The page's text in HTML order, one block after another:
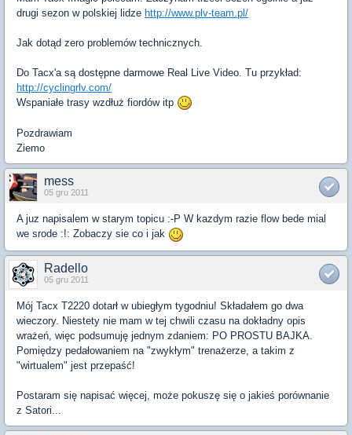
drugi sezon w polskiej lidze http://www.plv-team.pl/
Jak dotąd zero problemów technicznych.
Do Tacx'a są dostępne darmowe Real Live Video. Tu przykład:
http://cyclingrlv.com/
Wspaniałe trasy wzdłuż fiordów itp
Pozdrawiam
Ziemo
mess
05 gru 2011
A juz napisalem w starym topicu :-P W kazdym razie flow bede mial
we srode :!: Zobaczy sie co i jak
Radello
05 gru 2011
Mój Tacx T2220 dotarł w ubiegłym tygodniu! Składałem go dwa
wieczory. Niestety nie mam w tej chwili czasu na dokładny opis
wrażeń, więc podsumuję jednym zdaniem: PO PROSTU BAJKA.
Pomiędzy pedałowaniem na "zwykłym" trenażerze, a takim z
"wirtualem" jest przepaść!
Postaram się napisać więcej, może pokuszę się o jakieś porównanie
z Satori...